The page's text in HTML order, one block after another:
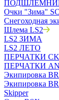
Очки "Зима"
Снегоходная
Шлема LS2
LS2 ЗИМА
LS2 ЛЕТО
ПЕРЧАТКИ
ПЕРЧАТКИ
Экипировка
Экипировка
Skipper